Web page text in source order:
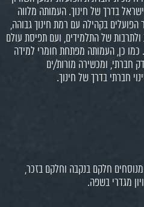
בדרך של חינוך. העמותה מלווה
הפועלים בקהילה עם רמת חינוך גבוהה,
של התלמידים, ועם תפיסת עולם
כמו כן, העמותה מפתחת חומרי למידה
חברתי, ומכשירה מורות/ים
חברתי בדרך של חינוך.
חלקם בנקבה וחלקם בזכר,
מגדרי בשפה.